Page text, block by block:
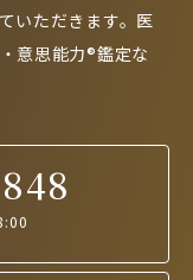
いただきます。 医
意思能力®鑑定な